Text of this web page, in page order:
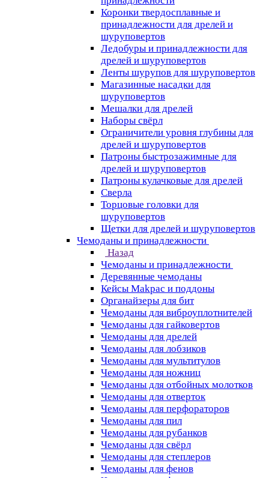
Коронки твердосплавные и
принадлежности для дрелей и
шуруповертов
Ледобуры и принадлежности для
дрелей и шуруповертов
Ленты шурупов для шуруповертов
Магазинные насадки для
шуруповертов
Мешалки для дрелей
Наборы свёрл
Ограничители уровня глубины для
дрелей и шуруповертов
Патроны быстрозажимные для
дрелей и шуруповертов
Патроны кулачковые для дрелей
Сверла
Торцовые головки для
шуруповертов
Щетки для дрелей и шуруповертов
Чемоданы и принадлежности
Назад
Чемоданы и принадлежности
Деревянные чемоданы
Кейсы Makpac и поддоны
Органайзеры для бит
Чемоданы для виброуплотнителей
Чемоданы для гайковертов
Чемоданы для дрелей
Чемоданы для лобзиков
Чемоданы для мультитулов
Чемоданы для ножниц
Чемоданы для отбойных молотков
Чемоданы для отверток
Чемоданы для перфораторов
Чемоданы для пил
Чемоданы для рубанков
Чемоданы для свёрл
Чемоданы для степлеров
Чемоданы для фенов